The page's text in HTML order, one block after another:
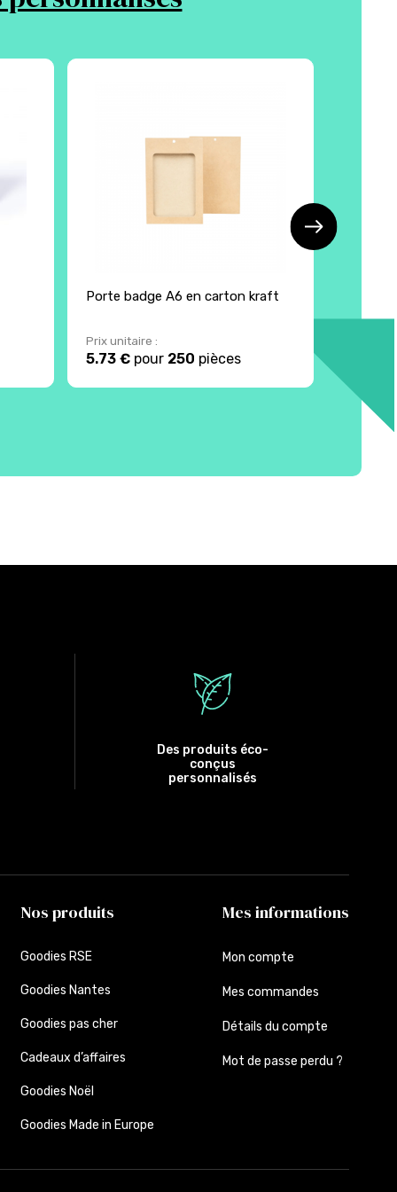
Porte badge A6 en carton kraft
Prix unitaire :
5.73 € pour 250 pièces
Des produits éco-
conçus
personnalisés
Nos produits
Goodies RSE
Goodies Nantes
Goodies pas cher
Cadeaux d’affaires
Goodies Noël
Goodies Made in Europe
Mes informations
Mon compte
Mes commandes
Détails du compte
Mot de passe perdu ?